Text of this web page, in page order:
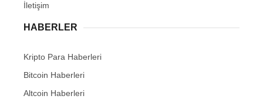
İletişim
HABERLER
Kripto Para Haberleri
Bitcoin Haberleri
Altcoin Haberleri